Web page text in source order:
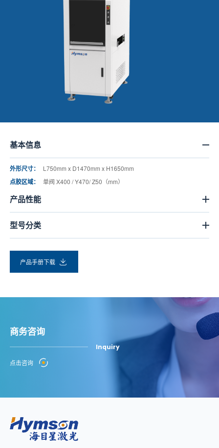
基本信息
外形尺寸： L750mm x D1470mm x H1650mm
点胶区域： 单阀 X400 / Y470/ Z50（mm）
产品性能
型号分类
产品手册下载
商务咨询
Inquiry
点击咨询